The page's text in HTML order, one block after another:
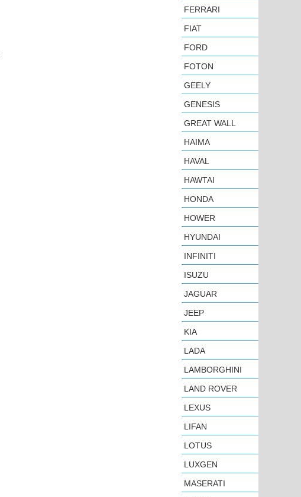
FERRARI
FIAT
FORD
FOTON
GEELY
GENESIS
GREAT WALL
HAIMA
HAVAL
HAWTAI
HONDA
HOWER
HYUNDAI
INFINITI
ISUZU
JAGUAR
JEEP
KIA
LADA
LAMBORGHINI
LAND ROVER
LEXUS
LIFAN
LOTUS
LUXGEN
MASERATI